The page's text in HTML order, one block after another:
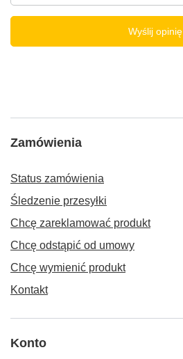
Wyślij opinię
Zamówienia
Status zamówienia
Śledzenie przesyłki
Chcę zareklamować produkt
Chcę odstąpić od umowy
Chcę wymienić produkt
Kontakt
Konto